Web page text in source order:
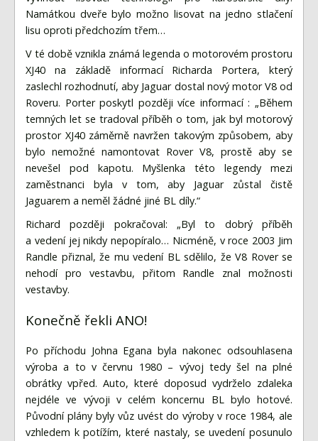
Namátkou dveře bylo možno lisovat na jedno stlačení
lisu oproti předchozím třem…
V té době vznikla známá legenda o motorovém prostoru
XJ40 na základě informací Richarda Portera, který
zaslechl rozhodnutí, aby Jaguar dostal nový motor V8 od
Roveru. Porter poskytl později více informací : „Během
temných let se tradoval příběh o tom, jak byl motorový
prostor XJ40 záměrně navržen takovým způsobem, aby
bylo nemožné namontovat Rover V8, prostě aby se
nevešel pod kapotu. Myšlenka této legendy mezi
zaměstnanci byla v tom, aby Jaguar zůstal čistě
Jaguarem a neměl žádné jiné BL díly.“
Richard později pokračoval: „Byl to dobrý příběh
a vedení jej nikdy nepopíralo… Nicméně, v roce 2003 Jim
Randle přiznal, že mu vedení BL sdělilo, že V8 Rover se
nehodí pro vestavbu, přitom Randle znal možnosti
vestavby.
Konečně řekli ANO!
Po příchodu Johna Egana byla nakonec odsouhlasena
výroba a to v červnu 1980 – vývoj tedy šel na plné
obrátky vpřed. Auto, které doposud vydrželo zdaleka
nejdéle ve vývoji v celém koncernu BL bylo hotové.
Původní plány byly vůz uvést do výroby v roce 1984, ale
vzhledem k potížím, které nastaly, se uvedení posunulo